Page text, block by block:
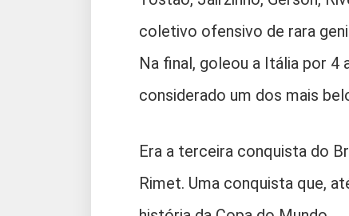
coletivo ofensivo de rara
Na final, goleou a Itália por 4
considerado um dos mais
Era a terceira conquista do
Rimet. Uma conquista que,